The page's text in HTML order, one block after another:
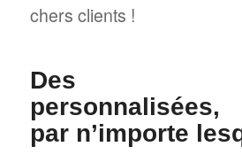
chers clients !
Des
par n’importe